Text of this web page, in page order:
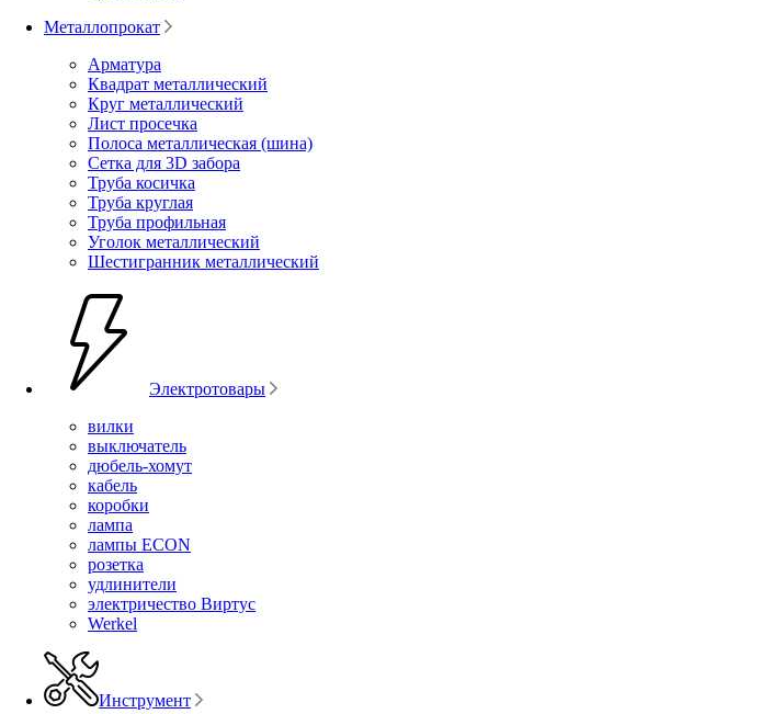
Металлопрокат
Арматура
Квадрат металлический
Круг металлический
Лист просечка
Полоса металлическая (шина)
Сетка для 3D забора
Труба косичка
Труба круглая
Труба профильная
Уголок металлический
Шестигранник металлический
Электротовары
вилки
выключатель
дюбель-хомут
кабель
коробки
лампа
лампы ECON
розетка
удлинители
электричество Виртус
Werkel
Инструмент